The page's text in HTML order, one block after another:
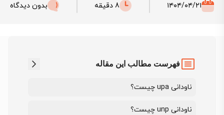
۱۴۰۴/۰۴/۲۱
8 دقیقه بدون دیدگاه
فهرست مطالب این مقاله
ناودانی upa چیست؟
ناودانی unp چیست؟